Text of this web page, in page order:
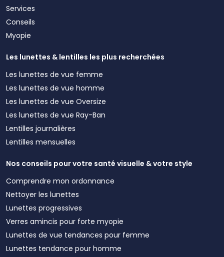
Services
Conseils
Myopie
Les lunettes & lentilles les plus recherchées
Les lunettes de vue femme
Les lunettes de vue homme
Les lunettes de vue Oversize
Les lunettes de vue Ray-Ban
Lentilles journalières
Lentilles mensuelles
Nos conseils pour votre santé visuelle & votre style
Comprendre mon ordonnance
Nettoyer les lunettes
Lunettes progressives
Verres amincis pour forte myopie
Lunettes de vue tendances pour femme
Lunettes tendance pour homme